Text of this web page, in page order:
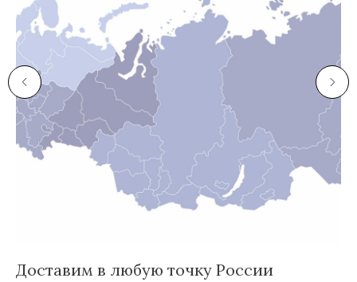
Доставим в любую точку России